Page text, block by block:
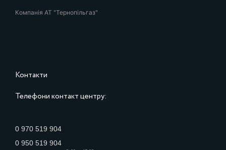
Компанія АТ "Тернопільгаз"
Контакти
Телефони контакт центру:
0 970 519 904
0 950 519 904